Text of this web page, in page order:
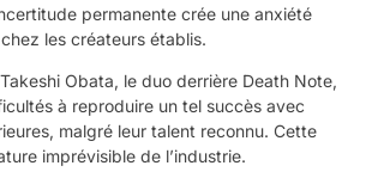
permanente crée une anxiété
les créateurs établis.
Obata, le duo derrière Death Note,
à reproduire un tel succès avec
malgré leur talent reconnu. Cette
imprévisible de l’industrie.